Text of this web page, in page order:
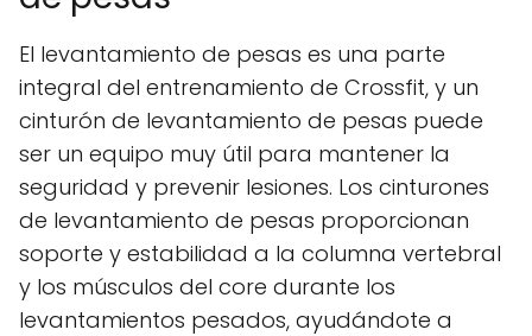
El levantamiento de pesas es una parte
integral del entrenamiento de Crossfit, y un
cinturón de levantamiento de pesas puede
ser un equipo muy útil para mantener la
seguridad y prevenir lesiones. Los cinturones
de levantamiento de pesas proporcionan
soporte y estabilidad a la columna vertebral
y los músculos del core durante los
levantamientos pesados, ayudándote a